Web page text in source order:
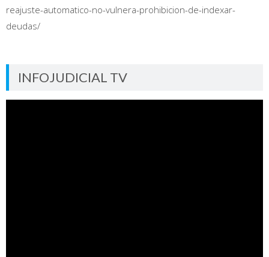
reajuste-automatico-no-vulnera-prohibicion-de-indexar-
deudas/
INFOJUDICIAL TV